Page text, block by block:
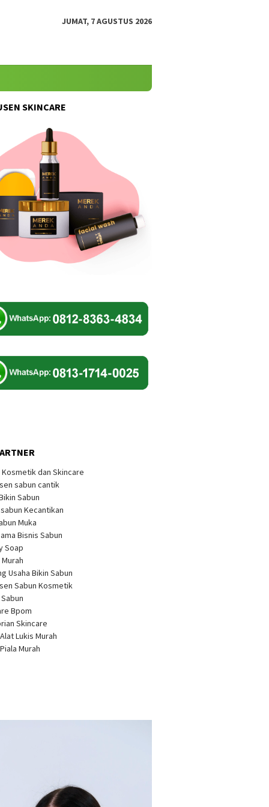
JUMAT, 7 AGUSTUS 2026
SKINCARE
Kosmetik dan Skincare
sabun cantik
Sabun
Kecantikan
Muka
Bisnis Sabun
Soap
Usaha Bikin Sabun
Sabun Kosmetik
Bpom
Skincare
Lukis Murah
Murah